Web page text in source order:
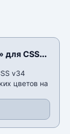
для CSS
v34
цветов на